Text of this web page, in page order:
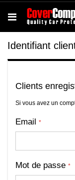
Identifiant
Clients
Si vous avez un
Email
Mot de passe